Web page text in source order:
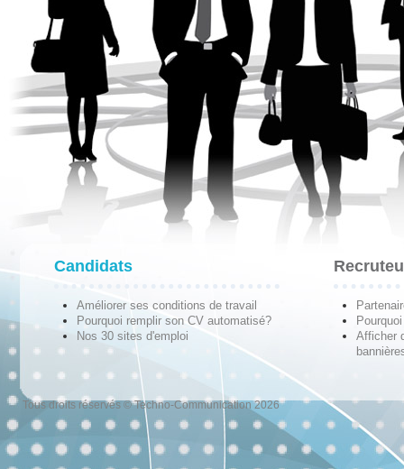
Candidats
Améliorer ses conditions de travail
Pourquoi remplir son CV automatisé?
Nos 30 sites d'emploi
Afficher
Tous droits réservés © Techno-Communication 2026